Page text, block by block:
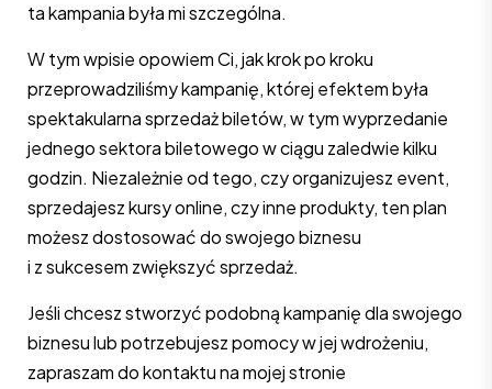
ta kampania była mi szczególna.
W tym wpisie opowiem Ci, jak krok po kroku
przeprowadziliśmy kampanię, której efektem była
spektakularna sprzedaż biletów, w tym wyprzedanie
jednego sektora biletowego w ciągu zaledwie kilku
godzin. Niezależnie od tego, czy organizujesz event,
sprzedajesz kursy online, czy inne produkty, ten plan
możesz dostosować do swojego biznesu
i z sukcesem zwiększyć sprzedaż.
Jeśli chcesz stworzyć podobną kampanię dla swojego
biznesu lub potrzebujesz pomocy w jej wdrożeniu,
zapraszam do kontaktu na mojej stronie